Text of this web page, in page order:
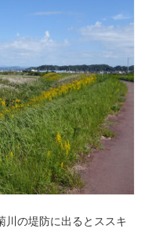
川の堤防に出るとススキ